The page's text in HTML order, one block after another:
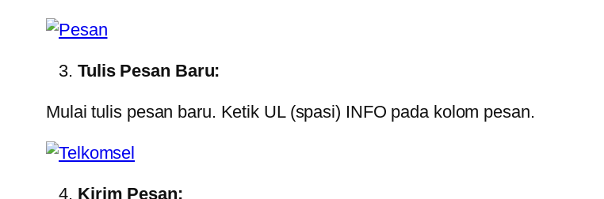
Tulis Pesan Baru:
Mulai tulis pesan baru. Ketik UL (spasi) INFO pada kolom pesan.
Kirim Pesan: